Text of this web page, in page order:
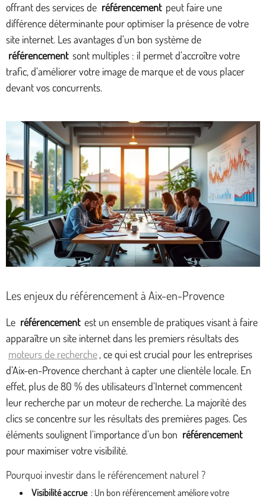
offrant des services de référencement peut faire une
différence déterminante pour optimiser la présence de votre
site internet. Les avantages d’un bon système de
référencement sont multiples : il permet d’accroître votre
trafic, d’améliorer votre image de marque et de vous placer
devant vos concurrents.
Les enjeux du référencement à Aix-en-Provence
Le référencement est un ensemble de pratiques visant à faire
apparaître un site internet dans les premiers résultats des
moteurs de recherche , ce qui est crucial pour les entreprises
d’Aix-en-Provence cherchant à capter une clientèle locale. En
effet, plus de 80 % des utilisateurs d’Internet commencent
leur recherche par un moteur de recherche. La majorité des
clics se concentre sur les résultats des premières pages. Ces
éléments soulignent l’importance d’un bon référencement
pour maximiser votre visibilité.
Pourquoi investir dans le référencement naturel ?
Visibilité accrue : Un bon référencement améliore votre